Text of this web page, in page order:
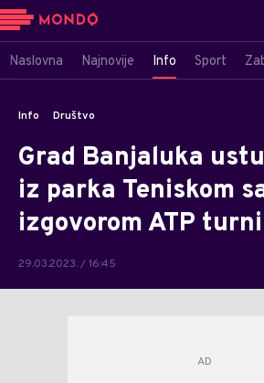
Naslovna Najnovije Info Sport
Info Društvo
Grad Banjaluka
iz parka Teniskom
izgovorom ATP
29.03.2023. / 16:45